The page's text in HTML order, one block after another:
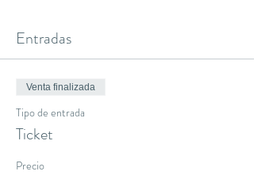
Entradas
Venta finalizada
Tipo de entrada
Ticket
Precio